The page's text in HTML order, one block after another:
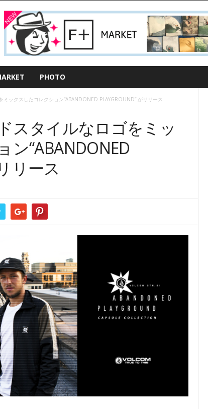
PHOTO
ックスしたコレクション“ABANDONED PLAYGROUND” がリリース
スタイルなロゴをミッ
“ABANDONED
リース